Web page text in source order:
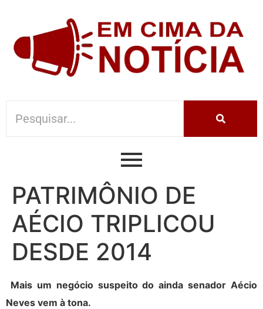
PATRIMÔNIO DE
AÉCIO TRIPLICOU
DESDE 2014
Mais um negócio suspeito do ainda senador Aécio
Neves vem à tona.